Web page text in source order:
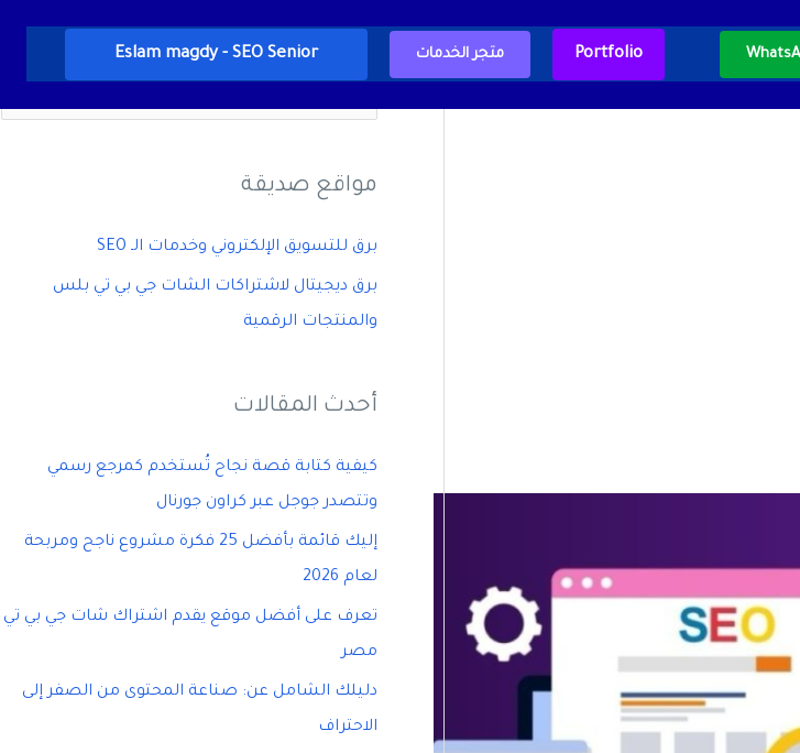
Portfolio متجر الخدمات Eslam magdy - SEO Senior
ا
ل
ح
ن
:
مواقع صديقة
برق للتسويق الإلكتروني وخدمات الـ SEO
برق ديجيتال لاشتراكات الشات جي بي تي بلس
والمنتجات الرقمية
أحدث المقالات
كيفية كتابة قصة نجاح تُستخدم كمرجع رسمي
وتتصدر جوجل عبر كراون جورنال
إليك قائمة بأفضل 25 فكرة مشروع ناجح ومربحة
لعام 2026
تعرف على أفضل موقع يقدم اشتراك شات جي بي تي
مصر
دليلك الشامل عن: صناعة المحتوى من الصفر إلى
الاحتراف